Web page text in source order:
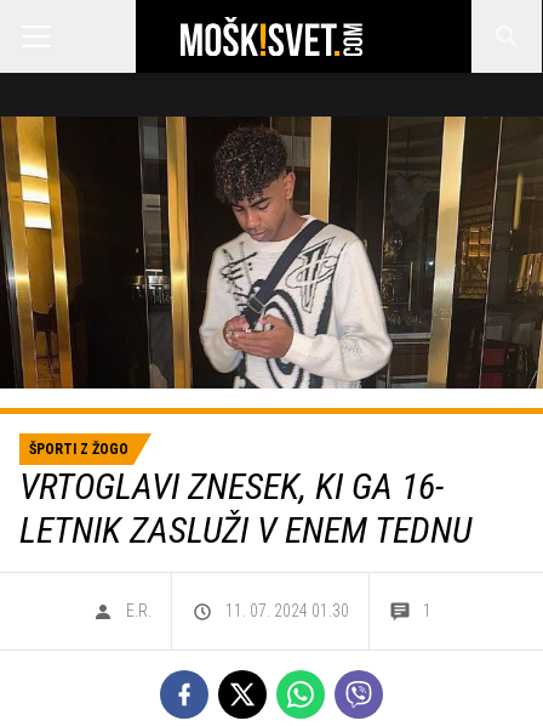
ŠPORTI Z ŽOGO
VRTOGLAVI ZNESEK, KI GA 16-
LETNIK ZASLUŽI V ENEM TEDNU
E.R. 11. 07. 2024 01.30 1